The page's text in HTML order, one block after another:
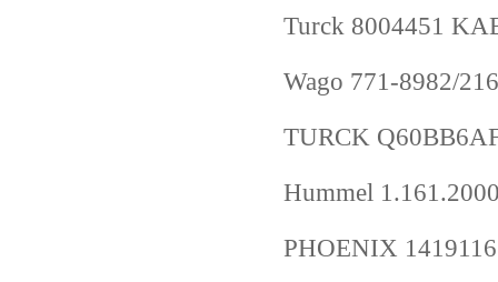
Turck 8004451
Wago 771-8982/
TURCK
Hummel
PHOENIX 1419116